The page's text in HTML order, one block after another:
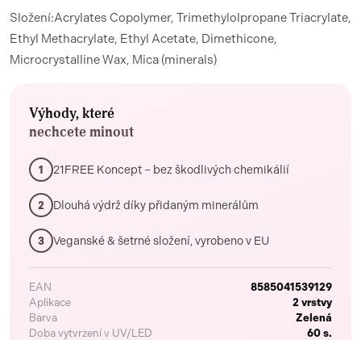
Složení:Acrylates Copolymer, Trimethylolpropane Triacrylate,
Ethyl Methacrylate, Ethyl Acetate, Dimethicone,
Microcrystalline Wax, Mica (minerals)
Výhody, které
nechcete minout
1 21FREE Koncept – bez škodlivých chemikálií
2 Dlouhá výdrž díky přidaným minerálům
3 Veganské & šetrné složení, vyrobeno v EU
EAN
8585041539129
Aplikace
2 vrstvy
Barva
Zelená
Doba vytvrzení v UV/LED
60 s.